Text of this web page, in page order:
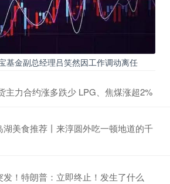
基金副总经理吕笑然因工作调动离任
主力合约涨多跌少 LPG、焦煤涨超2%
美食推荐丨来淳圆外吃一顿地道的千
！特朗普：立即终止！发生了什么